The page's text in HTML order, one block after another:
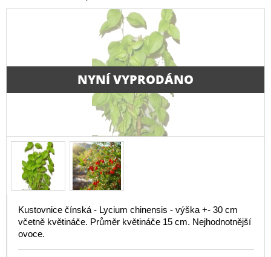
NYNÍ VYPRODÁNO
Kustovnice čínská - Lycium chinensis - výška +- 30 cm
včetně květináče. Průměr květináče 15 cm. Nejhodnotnější
ovoce.